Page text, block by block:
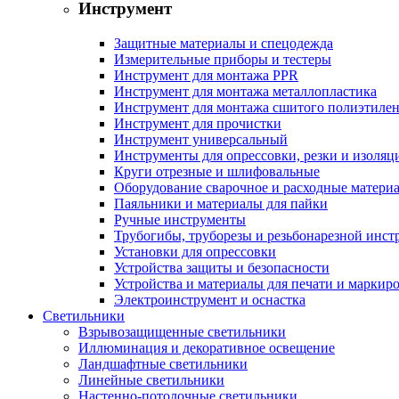
Инструмент
Защитные материалы и спецодежда
Измерительные приборы и тестеры
Инструмент для монтажа PPR
Инструмент для монтажа металлопластика
Инструмент для монтажа сшитого
Инструмент для прочистки
Инструмент универсальный
Инструменты для опрессовки, резки и
Круги отрезные и шлифовальные
Оборудование сварочное и расходные
Паяльники и материалы для пайки
Ручные инструменты
Трубогибы, труборезы и резьбонарезной
Установки для опрессовки
Устройства защиты и безопасности
Устройства и материалы для печати и
Электроинструмент и оснастка
Светильники
Взрывозащищенные светильники
Иллюминация и декоративное освещение
Ландшафтные светильники
Линейные светильники
Настенно-потолочные светильники